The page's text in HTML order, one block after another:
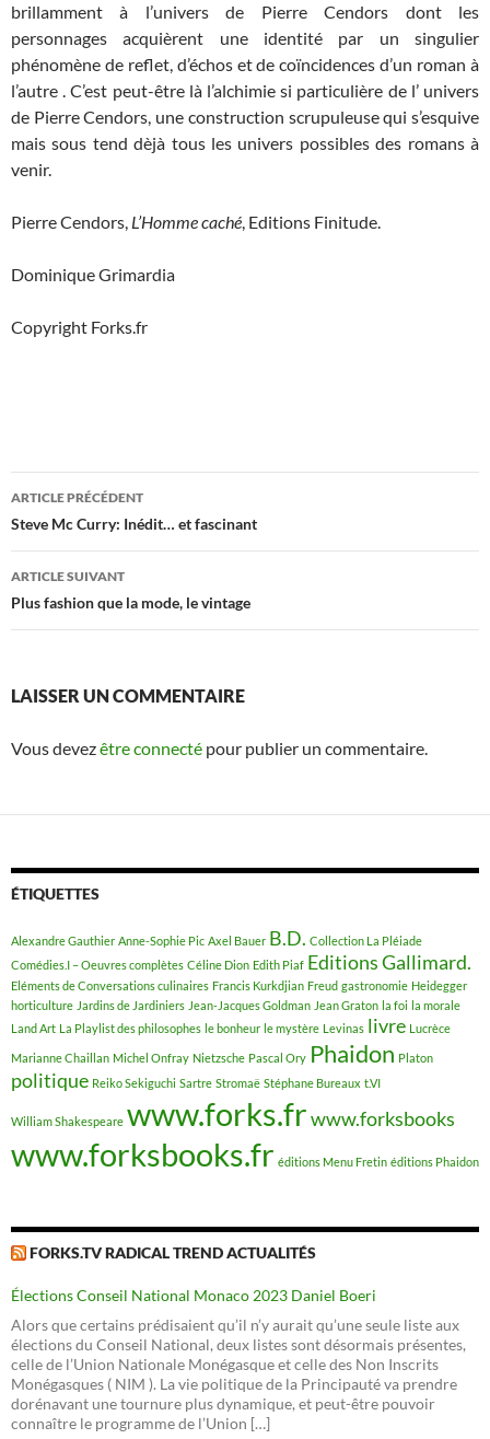
brillamment à l’univers de Pierre Cendors dont les
personnages acquièrent une identité par un singulier
phénomène de reflet, d’échos et de coïncidences d’un roman à
l’autre . C’est peut-être là l’alchimie si particulière de l’ univers
de Pierre Cendors, une construction scrupuleuse qui s’esquive
mais sous tend dèjà tous les univers possibles des romans à
venir.
Pierre Cendors, L’Homme caché, Editions Finitude.
Dominique Grimardia
Copyright Forks.fr
Navigation
des
articles
ARTICLE PRÉCÉDENT
Steve Mc Curry: Inédit… et fascinant
ARTICLE SUIVANT
Plus fashion que la mode, le vintage
LAISSER UN COMMENTAIRE
Vous devezêtre connecté pour publier un commentaire.
ÉTIQUETTES
Alexandre Gauthier Anne-Sophie Pic Axel Bauer B.D. Collection La Pléiade
Comédies.I – Oeuvres complètes Céline Dion Edith Piaf Editions Gallimard.
Eléments de Conversations culinaires Francis Kurkdjian Freud gastronomie Heidegger
horticulture Jardins de Jardiniers Jean-Jacques Goldman Jean Graton la foi la morale
Land Art La Playlist des philosophes le bonheur le mystère Levinas livre Lucrèce
Marianne Chaillan Michel Onfray Nietzsche Pascal Ory Phaidon Platon
politique Reiko Sekiguchi Sartre Stromaë Stéphane Bureaux t.VI
William Shakespeare www.forks.frwww.forksbooks
www.forksbooks.fr éditions Menu Fretin éditions Phaidon
FORKS.TV RADICAL TREND ACTUALITÉS
Élections Conseil National Monaco 2023 Daniel Boeri
Alors que certains prédisaient qu’il n’y aurait qu’une seule liste aux
élections du Conseil National, deux listes sont désormais présentes,
celle de l’Union Nationale Monégasque et celle des Non Inscrits
Monégasques ( NIM ). La vie politique de la Principauté va prendre
dorénavant une tournure plus dynamique, et peut-être pouvoir
connaître le programme de l’Union […]